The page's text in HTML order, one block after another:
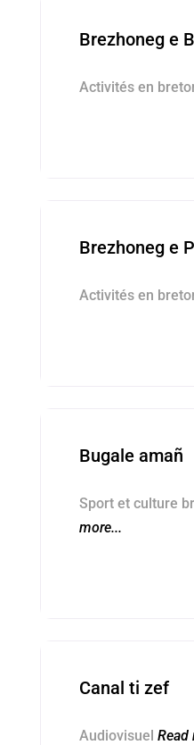
Brezhoneg e
Activités en
Brezhoneg e
Activités en
Bugale amañ
Sport et culture
more...
Canal ti zef
AudiovisuelRead